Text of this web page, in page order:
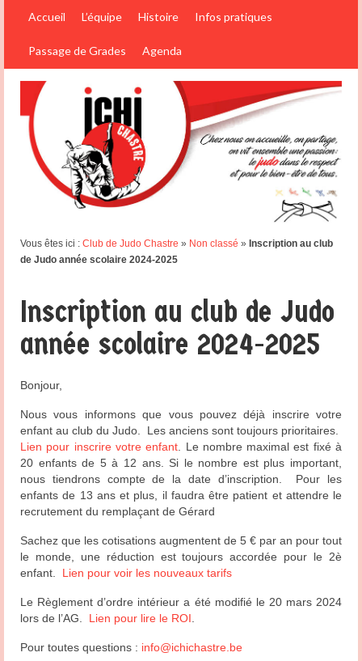
Accueil L’équipe Histoire Infos pratiques
Passage de Grades Agenda
Vous êtes ici : Club de Judo Chastre » Non classé » Inscription au club
de Judo année scolaire 2024-2025
Inscription au club de Judo
année scolaire 2024-2025
Bonjour,
Nous vous informons que vous pouvez déjà inscrire votre
enfant au club du Judo. Les anciens sont toujours prioritaires.
Lien pour inscrire votre enfant . Le nombre maximal est fixé à
20 enfants de 5 à 12 ans. Si le nombre est plus important,
nous tiendrons compte de la date d’inscription. Pour les
enfants de 13 ans et plus, il faudra être patient et attendre le
recrutement du remplaçant de Gérard
Sachez que les cotisations augmentent de 5 € par an pour tout
le monde, une réduction est toujours accordée pour le 2è
enfant. Lien pour voir les nouveaux tarifs
Le Règlement d’ordre intérieur a été modifié le 20 mars 2024
lors de l’AG. Lien pour lire le ROI
Pour toutes questions : info@ichichastre.be